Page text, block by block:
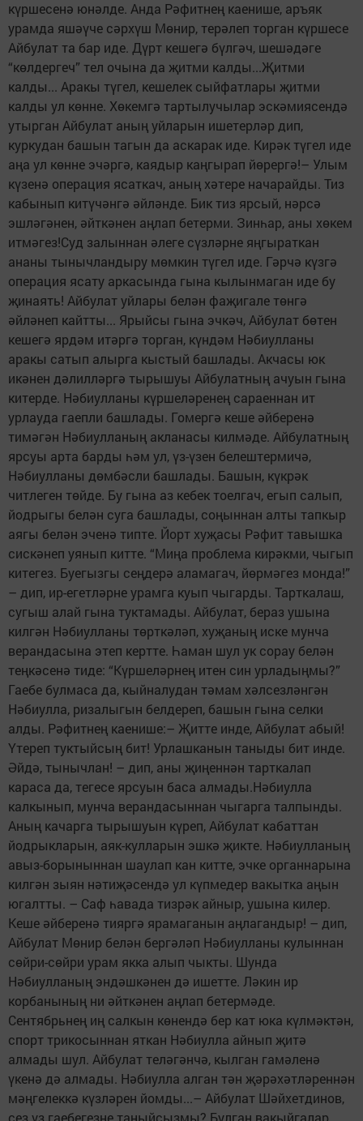
күршесенә юнәлде. Анда Рәфитнең каенише, аръяк
урамда яшәүче сәрхүш Мөнир, терәлеп торган күршесе
Айбулат та бар иде. Дүрт кешегә бүлгәч, шешәдәге
“көлдергеч” тел очына да җитми калды...Җитми
калды... Аракы түгел, кешелек сыйфатлары җитми
калды ул көнне. Хөкемгә тартылучылар эскәмиясендә
утырган Айбулат аның уйларын ишетерләр дип,
куркудан башын тагын да аскарак иде. Кирәк түгел иде
аңа ул көнне эчәргә, каядыр каңгырап йөрергә!– Улым
күзенә операция ясаткач, аның хәтере начарайды. Тиз
кабынып китүчәнгә әйләнде. Бик тиз ярсый, нәрсә
эшләгәнен, әйткәнен аңлап бетерми. Зинһар, аны хөкем
итмәгез!Суд залыннан әлеге сүзләрне яңгыраткан
ананы тынычландыру мөмкин түгел иде. Гәрчә күзгә
операция ясату аркасында гына кылынмаган иде бу
җинаять! Айбулат уйлары белән фаҗигале төнгә
әйләнеп кайтты... Ярыйсы гына эчкәч, Айбулат бөтен
кешегә ярдәм итәргә торган, күндәм Нәбиулланы
аракы сатып алырга кыстый башлады. Акчасы юк
икәнен дәлилләргә тырышуы Айбулатның ачуын гына
китерде. Нәбиулланы күршеләренең сараеннан ит
урлауда гаепли башлады. Гомергә кеше әйберенә
тимәгән Нәбиулланың акланасы килмәде. Айбулатның
ярсуы арта барды һәм ул, үз-үзен белештермичә,
Нәбиулланы дөмбәсли башлады. Башын, күкрәк
читлеген төйде. Бу гына аз кебек тоелгач, егып салып,
йодрыгы белән суга башлады, соңыннан алты тапкыр
аягы белән эченә типте. Йорт хуҗасы Рәфит тавышка
сискәнеп уянып китте. “Миңа проблема кирәкми, чыгып
китегез. Буегызгы сеңдерә аламагач, йөрмәгез монда!”
– дип, ир-егетләрне урамга куып чыгарды. Тарткалаш,
сугыш алай гына туктамады. Айбулат, бераз ушына
килгән Нәбиулланы төрткәләп, хуҗаның иске мунча
верандасына этеп кертте. Һаман шул ук сорау белән
теңкәсенә тиде: “Күршеләрнең итен син урладыңмы?”
Гаебе булмаса да, кыйналудан тәмам хәлсезләнгән
Нәбиулла, ризалыгын белдереп, башын гына селки
алды. Рәфитнең каенише:– Җитте инде, Айбулат абый!
Үтереп туктыйсың бит! Урлашканын таныды бит инде.
Әйдә, тынычлан! – дип, аны җиңеннән тарткалап
караса да, тегесе ярсуын баса алмады.Нәбиулла
калкынып, мунча верандасыннан чыгарга талпынды.
Аның качарга тырышуын күреп, Айбулат кабаттан
йодрыкларын, аяк-кулларын эшкә җикте. Нәбиулланың
авыз-борыныннан шаулап кан китте, эчке органнарына
килгән зыян нәтиҗәсендә ул күпмедер вакытка аңын
югалтты. – Саф һавада тизрәк айныр, ушына килер.
Кеше әйберенә тияргә ярамаганын аңлагандыр! – дип,
Айбулат Мөнир белән бергәләп Нәбиулланы кулыннан
сөйри-сөйри урам якка алып чыкты. Шунда
Нәбиулланың эндәшкәнен дә ишетте. Ләкин ир
корбанының ни әйткәнен аңлап бетермәде.
Сентябрьнең иң салкын көнендә бер кат юка күлмәктән,
спорт трикосыннан яткан Нәбиулла айнып җитә
алмады шул. Айбулат теләгәнчә, кылган гамәленә
үкенә дә алмады. Нәбиулла алган тән җәрәхәтләреннән
мәңгелеккә күзләрен йомды...– Айбулат Шәйхетдинов,
сез үз гаебегезне таныйсызмы? Булган вакыйгалар